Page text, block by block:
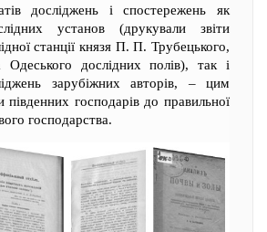
досліджень і спостережень як
установ (друкували звіти
станції князя П. П. Трубецького,
Одеського дослідних полів), так і
зарубіжних авторів, – цим
господарів до правильної
господарства.